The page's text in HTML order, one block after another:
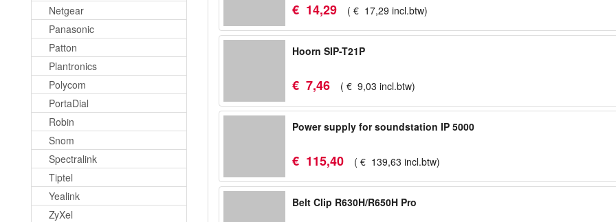
Netgear
Panasonic
Patton
Plantronics
Polycom
PortaDial
Robin
Snom
Spectralink
Tiptel
Yealink
ZyXel
€ 14,29 ( € 17,29 incl.btw)
Hoorn SIP-T21P
€ 7,46 ( € 9,03 incl.btw)
Power supply for soundstation IP 5000
€ 115,40 ( € 139,63 incl.btw)
Belt Clip R630H/R650H Pro